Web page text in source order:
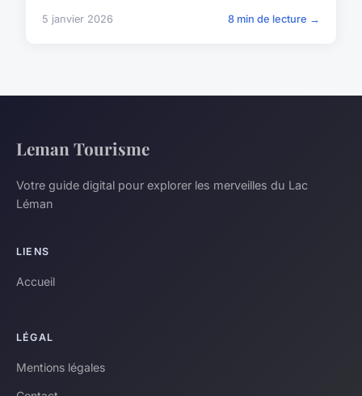
5 janvier 2026 8 min de lecture →
Leman Tourisme
Votre guide digital pour explorer les merveilles du Lac
Léman
LIENS
Accueil
LÉGAL
Mentions légales